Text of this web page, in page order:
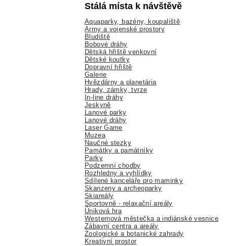
Stálá místa k návštěvě
Aquaparky, bazény, koupaliště
Army a vojenské prostory
Bludiště
Bobové dráhy
Dětská hřiště venkovní
Dětské koutky
Dopravní hřiště
Galerie
Hvězdárny a planetária
Hrady, zámky, tvrze
In-line dráhy
Jeskyně
Lanové parky
Lanové dráhy
Laser Game
Muzea
Naučné stezky
Památky a památníky
Parky
Podzemní chodby
Rozhledny a vyhlídky
Sdílené kanceláře pro maminky
Skanzeny a archeoparky
Skiareály
Sportovně - relaxační areály
Úniková hra
Westernová městečka a indiánské vesnice
Zábavní centra a areály
Zoologické a botanické zahrady
Kreativní prostor